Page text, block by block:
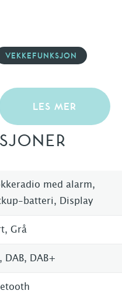
VEKKEFUNKSJON
LES MER
med alarm,
batteri, Display
Grå
DAB, DAB+